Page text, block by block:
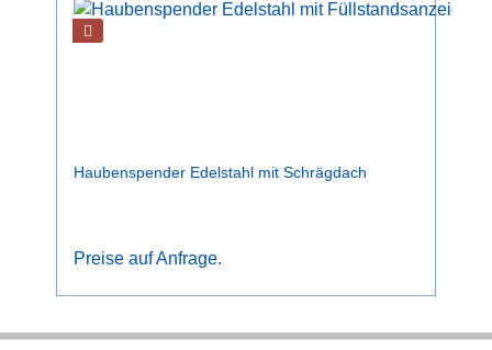
Haubenspender Edelstahl mit Schrägdach
Preise auf Anfrage.